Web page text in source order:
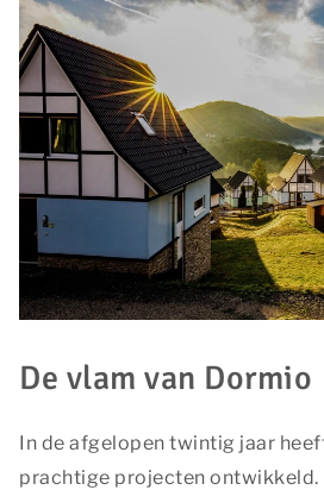
De vlam van Dormio
In de afgelopen twintig jaar
prachtige projecten ontwikkeld.